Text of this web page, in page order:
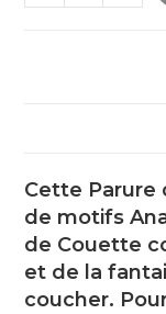
Cette Parure
de motifs
de Couette
et de la
coucher.